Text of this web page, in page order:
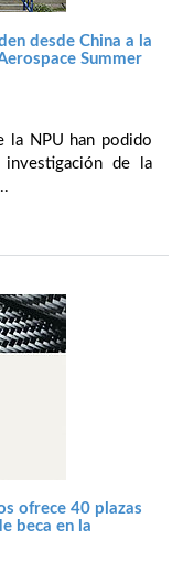
desde China a la
Summer
la NPU han podido
de la
ofrece 40 plazas
beca en la